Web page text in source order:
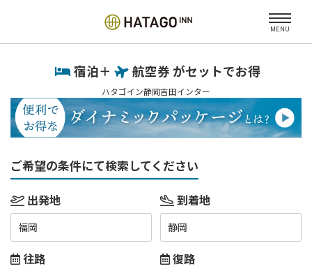
MENU
宿泊＋ 航空券 がセットでお得
ハタゴイン静岡吉田インター
ご希望の条件にて検索してください
出発地
福岡
到着地
静岡
往路 復路